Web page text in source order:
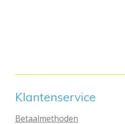
Klantenservice
Betaalmethoden